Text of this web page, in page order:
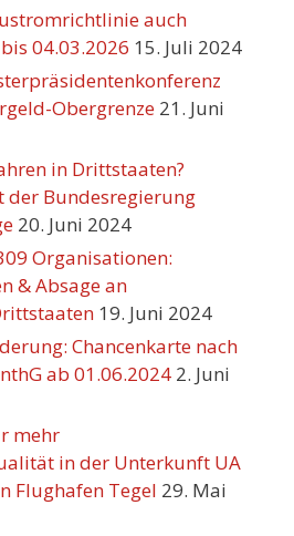
auch
04.03.2026 15. Juli 2024
Obergrenze 21. Juni
in Drittstaaten?
der Bundesregierung
20. Juni 2024
Organisationen:
& Absage an
19. Juni 2024
Chancenkarte nach
ab 01.06.2024 2. Juni
mehr
in der Unterkunft UA
Flughafen Tegel 29. Mai